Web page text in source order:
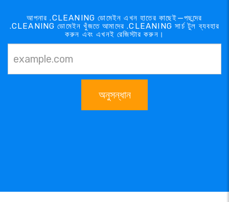
আপনার .CLEANING ডোমেইন এখন হাতের কাছেই—পছন্দের
.CLEANING ডোমেইন খুঁজতে আমাদের .CLEANING সার্চ টুল ব্যবহার
করুন এবং এখনই রেজিস্টার করুন।
অনুসন্ধান